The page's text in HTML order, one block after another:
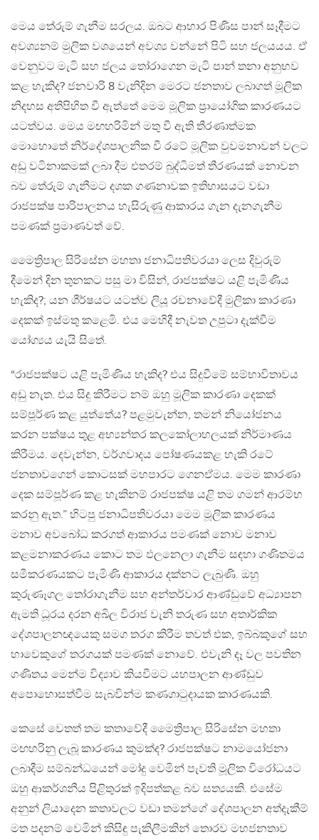
මෙය තේරුම් ගැනීම සරලය. ඔබට ආහාර පිණිස පාන් සෑදීමට
අවශ්‍යනම් මුලික වශයෙන් අවශ්‍ය වන්නේ පිටි සහ ජලයයය. ඒ
වෙනුවට මැටි සහ ජලය තෝරාගෙන මැටි පාන් තනා අනුභව
කළ හැකිද? ජනවාරි 8 වැනිදින මෙරට ජනතාව ලබාගත් මූලික
නිදහස අතිපිහිත වී ඇත්තේ මෙම මූලික ප්‍රායෝගික කාරණයට
යටත්වය. මෙය මඟහරිමින් මතු වී ඇති තීරණාත්මක
මොහොතේ නිර්දේශපාලනික වී රටේ මූලික වුවමනාවන් වලට
අඩු වටිනාකමක් ලබා දීම එතරම් බුද්ධිමත් තීරණයක් නොවන
බව තේරුම් ගැනීමට දශක ගණනාවක ඉතිහාසයට වඩා
රාජපක්ෂ පාරිපාලනය හැසිරුණු ආකාරය ගැන දැනගැනීම
පමණක් ප්‍රමාණවත් වේ.
මෛත්‍රිපාල සිරිසේන මහතා ජනාධිපතිවරයා ලෙස දිවුරුම්
දීමෙන් දින තුනකට පසු මා විසින්, රාජපක්ෂට යළි පැමිණිය
හැකිද?; යන ශීර්ෂයට යටත්ව ලියූ රචනාවේදී මුලිකා කාරණා
දෙකක් ඉස්මතු කළෙමි. එය මෙහිදී නැවත උපුටා දැක්වීම
යෝග්‍යය යැයි සිතේ.
“රාජපක්ෂට යළි පැමිණිය හැකිද? එය සිදුවීමේ සම්භාවිතාවය
අඩු නැත. එය සිදු කිරීමට නම් ඔහු මූලික කාරණා දෙකක්
සම්පූර්ණ කළ යුත්තේය? පළමුවැන්න, තමන් නියෝජනය
කරන පක්ෂය තුළ අභ්‍යන්තර කලකෝලාහලයක් නිර්මාණය
කිරීමය. දෙවැන්න, වර්ගවාදය පෝෂණයකළ හැකි රටේ
ජනතාවගෙන් කොටසක් මහපාරට ගෙනඒමය. මෙම කාරණා
දෙක සම්පූර්ණ කළ හැකිනම් රාජපක්ෂ යළි තම ගමන් ආරම්භ
කරනු ඇත.” හිටපු ජනාධිපතිවරයා මෙම මූලික කාරණය
මනාව අවබෝධ කරගත් ආකාරය පමණක් නොව මනාව
කළමනාකරණය කොට තම ඵලනෙලා ගැනීම සඳහා ගණිතමය
සමීකරණයකට පැමිණි ආකාරය දක්නට ලැබුණි. ඔහු
කුරුණෑගල තෝරාගැනීම සහ අන්තර්වාර ආණ්ඩුවේ අධ්‍යාපන
ඇමති ධූරය දරන අඛිල විරාජ වැනි තරුණ සහ අතාර්කික
දේශපාලනඥයෙකු සමග තරග කිරීම තවත් එක, ඉබ්බකුගේ සහ
හාවෙකුගේ තරගයක් පමණක් නොවේ. එවැනි දෑ වල පවතින
ගණිතය මෙන්ම විද්‍යාව කියවීමට යහපාලන ආණ්ඩුව
අපොහොසත්වීම සැබවින්ම කණගාටුදායක කාරණයකි.
කෙසේ වෙතත් තම කතාවේදී මෛත්‍රිපාල සිරිසේන මහතා
මඟහරිනු ලැබූ කාරණය කුමක්ද? රාජපක්ෂට නාමයෝජනා
ලබාදීම සම්බන්ධයෙන් මෝදු වෙමින් පැවති මූලික විරෝධයට
ඔහු ආකර්ශනීය පිළිතුරක් ඉදිපත්කළ බව සත්‍යයකි. එසේම
අනුන් ලියාදෙන කතාවලට වඩා තමන්ගේ දේශපාලන අත්දැකීම්
මත පදනම් වෙමින් කිසිඳු පැකිලීමකින් තොරව මහජනතාව